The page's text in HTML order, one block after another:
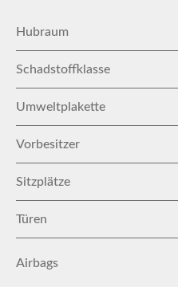
Hubraum
Schadstoffklasse
Umweltplakette
Vorbesitzer
Sitzplätze
Türen
Airbags